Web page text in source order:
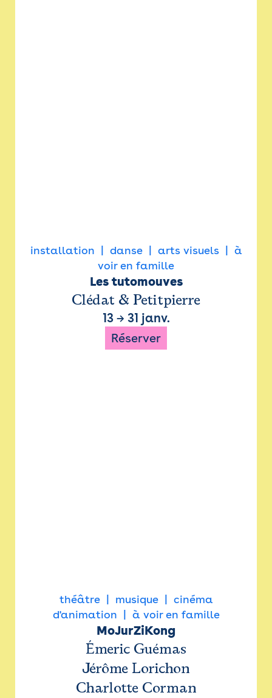
installation danse arts visuels
à
voir en famille
Les tutomouves
Clédat & Petitpierre
13→ 31 janv.
Réserver
théâtre musique
cinéma
d'animation
à voir en famille
MoJurZiKong
Émeric Guémas
Jérôme Lorichon
Charlotte Corman